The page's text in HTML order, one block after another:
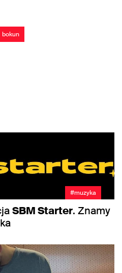
bokun
#muzyka
SBM Starter. Znamy